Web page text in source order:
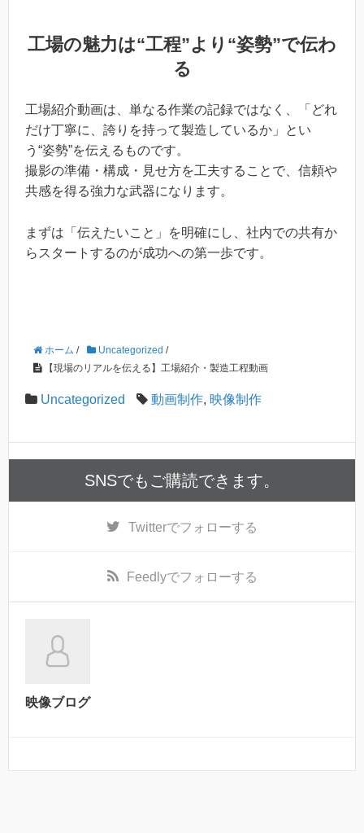
工場の魅力は“工程”より“姿勢”で伝わ
る
工場紹介動画は、単なる作業の記録ではなく、「どれ
だけ丁寧に、誇りを持って製造しているか」とい
う“姿勢”を伝えるものです。
撮影の準備・構成・見せ方を工夫することで、信頼や
共感を得る強力な武器になります。
まずは「伝えたいこと」を明確にし、社内での共有か
らスタートするのが成功への第一歩です。
ホーム / Uncategorized /
【現場のリアルを伝える】工場紹介・製造工程動画
Uncategorized 動画制作, 映像制作
SNSでもご購読できます。
Twitterでフォローする
Feedlyでフォローする
映像ブログ